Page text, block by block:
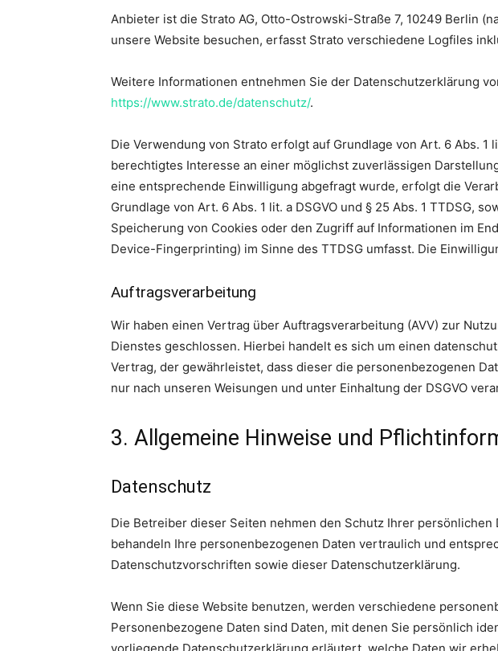
Anbieter ist die Strato AG, Otto-Ostrowski-Straße 7, 10249 Berlin
unsere Website besuchen, erfasst Strato verschiedene Logfiles
Weitere Informationen entnehmen Sie der Datenschutzerklärung
https://www.strato.de/datenschutz/.
Die Verwendung von Strato erfolgt auf Grundlage von Art. 6 Abs. 1
berechtigtes Interesse an einer möglichst zuverlässigen
eine entsprechende Einwilligung abgefragt wurde, erfolgt die
Grundlage von Art. 6 Abs. 1 lit. a DSGVO und § 25 Abs. 1 TTDSG,
Speicherung von Cookies oder den Zugriff auf Informationen im
Device-Fingerprinting) im Sinne des TTDSG umfasst. Die
Auftragsverarbeitung
Wir haben einen Vertrag über Auftragsverarbeitung (AVV) zur
Dienstes geschlossen. Hierbei handelt es sich um einen
Vertrag, der gewährleistet, dass dieser die personenbezogenen
nur nach unseren Weisungen und unter Einhaltung der DSGVO
3. Allgemeine Hinweise und
Datenschutz
Die Betreiber dieser Seiten nehmen den Schutz Ihrer persönlichen
behandeln Ihre personenbezogenen Daten vertraulich und
Datenschutzvorschriften sowie dieser Datenschutzerklärung.
Wenn Sie diese Website benutzen, werden verschiedene
Personenbezogene Daten sind Daten, mit denen Sie persönlich